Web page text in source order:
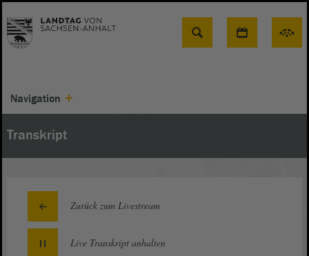
Suche
Navigation
Transkript
Zurück zum Livestream
Live Transkript anhalten